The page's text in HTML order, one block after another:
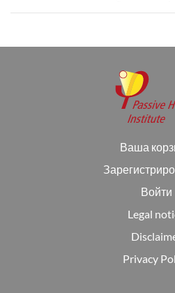
Ваша
Войти
Legal
Privacy